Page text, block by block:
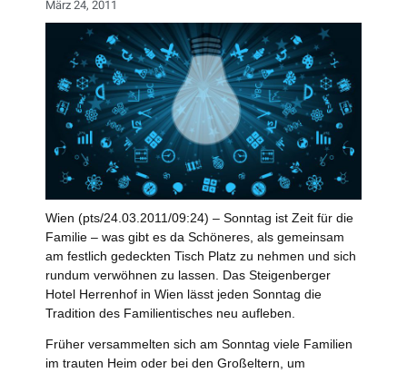
März 24, 2011
Wien (pts/24.03.2011/09:24) – Sonntag ist Zeit für die
Familie – was gibt es da Schöneres, als gemeinsam
am festlich gedeckten Tisch Platz zu nehmen und sich
rundum verwöhnen zu lassen. Das Steigenberger
Hotel Herrenhof in Wien lässt jeden Sonntag die
Tradition des Familientisches neu aufleben.
Früher versammelten sich am Sonntag viele Familien
im trauten Heim oder bei den Großeltern, um